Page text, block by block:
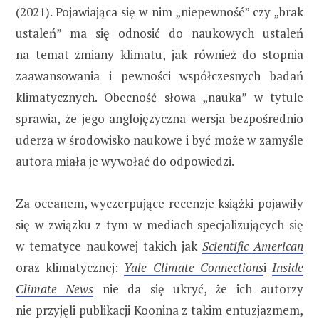
(2021). Pojawiająca się w nim „niepewność” czy „brak
ustaleń” ma się odnosić do naukowych ustaleń
na temat zmiany klimatu, jak również do stopnia
zaawansowania i pewności współczesnych badań
klimatycznych. Obecność słowa „nauka” w tytule
sprawia, że jego anglojęzyczna wersja bezpośrednio
uderza w środowisko naukowe i być może w zamyśle
autora miała je wywołać do odpowiedzi.
Za oceanem, wyczerpujące recenzje książki pojawiły
się w związku z tym w mediach specjalizujących się
w tematyce naukowej takich jak Scientific American
oraz klimatycznej: Yale Climate Connectionsi Inside
Climate News nie da się ukryć, że ich autorzy
nie przyjęli publikacji Koonina z takim entuzjazmem,